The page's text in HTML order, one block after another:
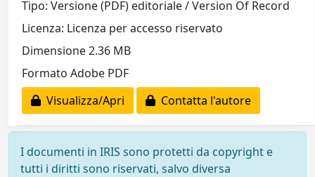
Tipo: Versione (PDF) editoriale / Version Of Record
Licenza: Licenza per accesso riservato
Dimensione 2.36 MB
Formato Adobe PDF
Visualizza/Apri
Contatta l'autore
I documenti in IRIS sono protetti da copyright e
tutti i diritti sono riservati, salvo diversa